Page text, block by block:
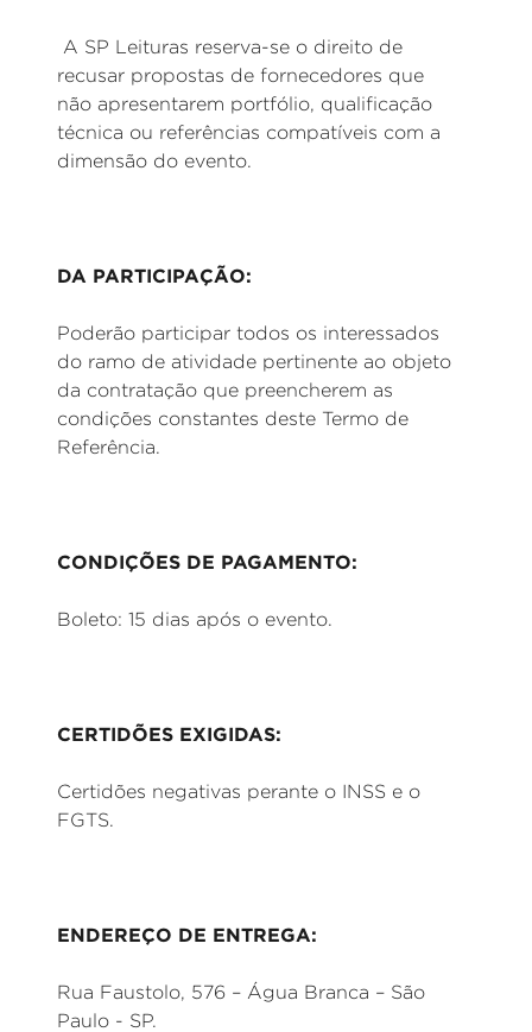
A SP Leituras reserva-se o direito de
recusar propostas de fornecedores que
não apresentarem portfólio, qualificação
técnica ou referências compatíveis com a
dimensão do evento.
DA PARTICIPAÇÃO:
Poderão participar todos os interessados
do ramo de atividade pertinente ao objeto
da contratação que preencherem as
condições constantes deste Termo de
Referência.
CONDIÇÕES DE PAGAMENTO:
Boleto: 15 dias após o evento.
CERTIDÕES EXIGIDAS:
Certidões negativas perante o INSS e o
FGTS.
ENDEREÇO DE ENTREGA:
Rua Faustolo, 576 – Água Branca – São
Paulo - SP.